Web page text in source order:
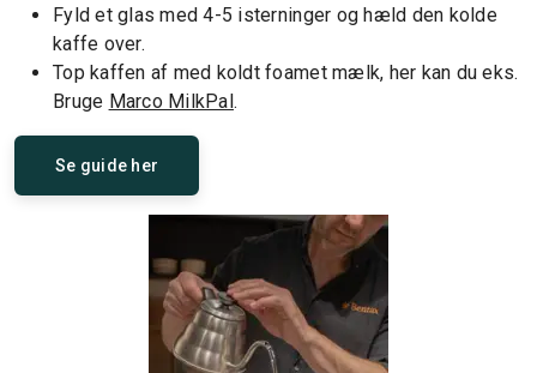
Fyld et glas med 4-5 isterninger og hæld den kolde
kaffe over.
Top kaffen af med koldt foamet mælk, her kan du eks.
Bruge Marco MilkPal.
Se guide her